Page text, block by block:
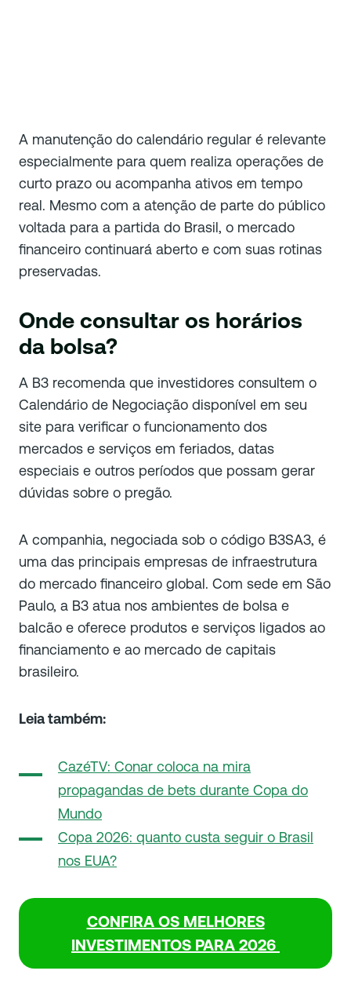
A manutenção do calendário regular é relevante
especialmente para quem realiza operações de
curto prazo ou acompanha ativos em tempo
real. Mesmo com a atenção de parte do público
voltada para a partida do Brasil, o mercado
financeiro continuará aberto e com suas rotinas
preservadas.
Onde consultar os horários
da bolsa?
A B3 recomenda que investidores consultem o
Calendário de Negociação disponível em seu
site para verificar o funcionamento dos
mercados e serviços em feriados, datas
especiais e outros períodos que possam gerar
dúvidas sobre o pregão.
A companhia, negociada sob o código B3SA3, é
uma das principais empresas de infraestrutura
do mercado financeiro global. Com sede em São
Paulo, a B3 atua nos ambientes de bolsa e
balcão e oferece produtos e serviços ligados ao
financiamento e ao mercado de capitais
brasileiro.
Leia também:
CazéTV: Conar coloca na mira
propagandas de bets durante Copa do
Mundo
Copa 2026: quanto custa seguir o Brasil
nos EUA?
CONFIRA OS MELHORES
INVESTIMENTOS PARA 2026